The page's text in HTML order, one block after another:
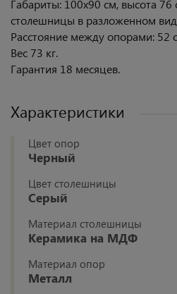
Габариты: 100х90 см, высота 76
столешницы в разложенном
Расстояние между опорами: 52
Вес 73 кг.
Гарантия 18 месяцев.
Характеристики
Цвет опор
Черный
Цвет столешницы
Серый
Материал столешницы
Керамика на МДФ
Материал опор
Металл